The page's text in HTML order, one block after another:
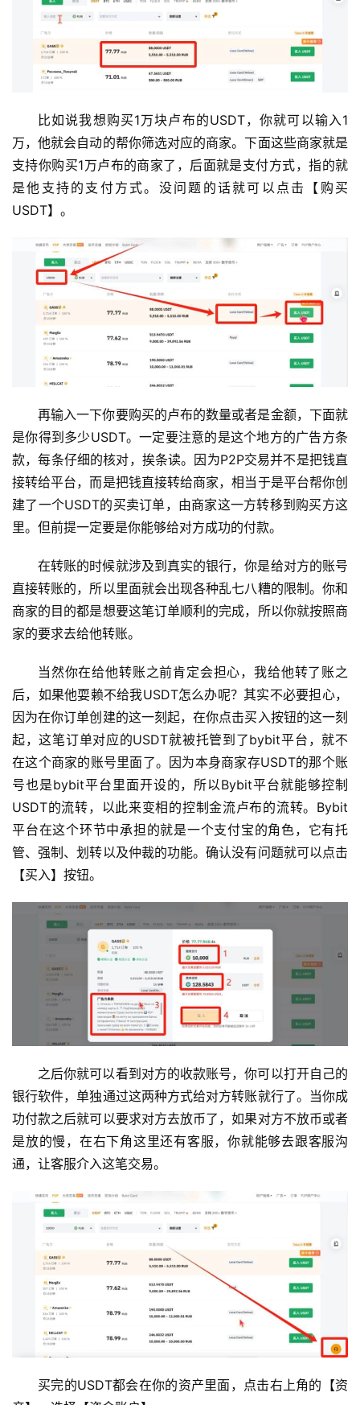
比如说我想购买1万块卢布的USDT，你就可以输入1
万，他就会自动的帮你筛选对应的商家。下面这些商家就是
支持你购买1万卢布的商家了，后面就是支付方式，指的就
是他支持的支付方式。没问题的话就可以点击【购买
USDT】。
再输入一下你要购买的卢布的数量或者是金额，下面就
是你得到多少USDT。一定要注意的是这个地方的广告方条
款，每条仔细的核对，挨条读。因为P2P交易并不是把钱直
接转给平台，而是把钱直接转给商家，相当于是平台帮你创
建了一个USDT的买卖订单，由商家这一方转移到购买方这
里。但前提一定要是你能够给对方成功的付款。
在转账的时候就涉及到真实的银行，你是给对方的账号
直接转账的，所以里面就会出现各种乱七八糟的限制。你和
商家的目的都是想要这笔订单顺利的完成，所以你就按照商
家的要求去给他转账。
当然你在给他转账之前肯定会担心，我给他转了账之
后，如果他耍赖不给我USDT怎么办呢？其实不必要担心，
因为在你订单创建的这一刻起，在你点击买入按钮的这一刻
起，这笔订单对应的USDT就被托管到了bybit平台，就不
在这个商家的账号里面了。因为本身商家存USDT的那个账
号也是bybit平台里面开设的，所以Bybit平台就能够控制
USDT的流转，以此来变相的控制金流卢布的流转。Bybit
平台在这个环节中承担的就是一个支付宝的角色，它有托
管、强制、划转以及仲裁的功能。确认没有问题就可以点击
【买入】按钮。
之后你就可以看到对方的收款账号，你可以打开自己的
银行软件，单独通过这两种方式给对方转账就行了。当你成
功付款之后就可以要求对方去放币了，如果对方不放币或者
是放的慢，在右下角这里还有客服，你就能够去跟客服沟
通，让客服介入这笔交易。
买完的USDT都会在你的资产里面，点击右上角的【资